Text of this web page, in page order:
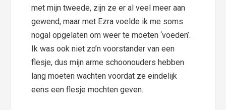
met mijn tweede, zijn ze er al veel meer aan
gewend, maar met Ezra voelde ik me soms
nogal opgelaten om weer te moeten ‘voeden’.
Ik was ook niet zo’n voorstander van een
flesje, dus mijn arme schoonouders hebben
lang moeten wachten voordat ze eindelijk
eens een flesje mochten geven.